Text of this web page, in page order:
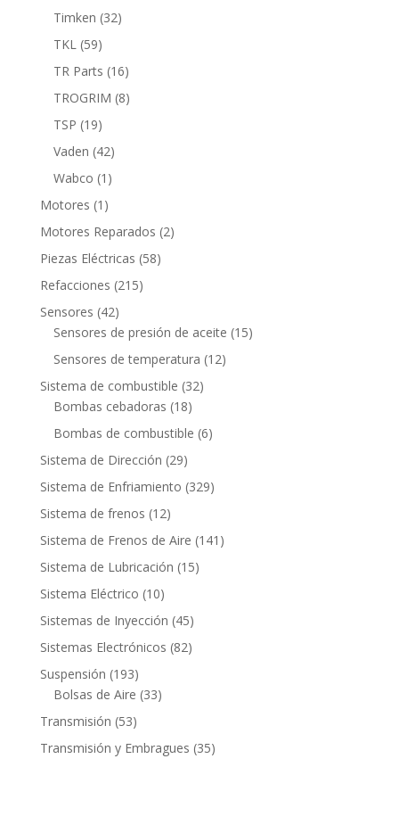
productos
Timken 3232
TKL 5959
productos
TR Parts 1616
productos
TROGRIM 88
TSP 1919
productos
Vaden 4242
productos
Wabco 1 1
producto
Motores 1 1
producto
Motores Reparados 22
Piezas Eléctricas 5858
Refacciones 215215
Sensores 4242
productos
Sensores de presión de aceite 1515
Sensores de temperatura 1212
Sistema de combustible 3232
Bombas cebadoras 1818
productos
Bombas de combustible 66
Sistema de Dirección 2929
productos
Sistema de Enfriamiento 329329
Sistema de frenos 1212
productos
Sistema de Frenos de Aire 141 141
Sistema de Lubricación 1515
Sistema Eléctrico 1010
productos
Sistemas de Inyección 4545
productos
Sistemas Electrónicos 8282
Suspensión 193193
productos
Bolsas de Aire 3333
Transmisión 5353
productos
Transmisión y Embragues 3535